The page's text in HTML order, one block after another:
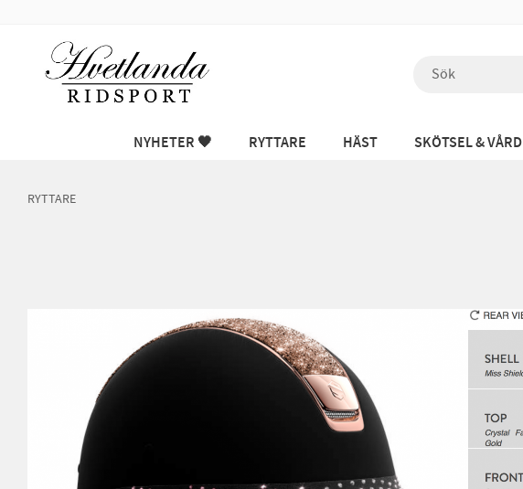
NYHETER 🖤 RYTTARE HÄST SKÖTSEL & VÅRD
RYTTARE